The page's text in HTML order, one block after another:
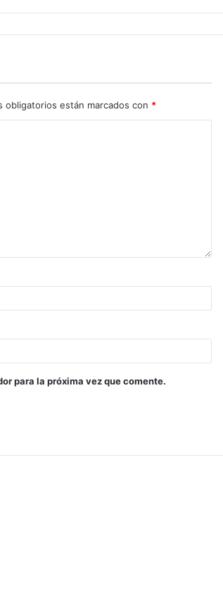
obligatorios están marcados con *
para la próxima vez que comente.